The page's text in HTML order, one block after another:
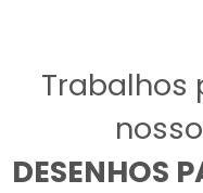
Trabalhos
DESENHOS